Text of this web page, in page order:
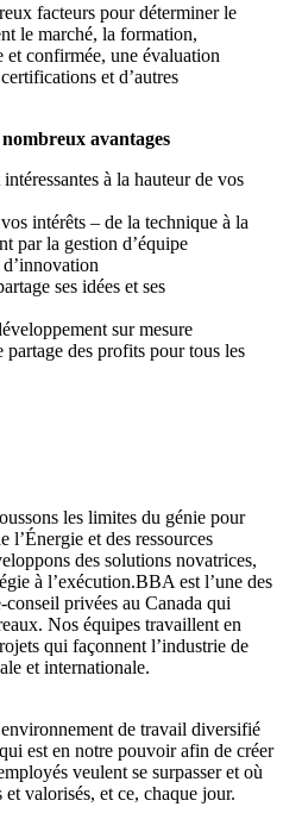
facteurs pour déterminer le
le marché, la formation,
et confirmée, une évaluation
et d’autres
avantages
à la hauteur de vos
intérêts – de la technique à la
par la gestion d’équipe
ses idées et ses
sur mesure
des profits pour tous les
les limites du génie pour
l’Énergie et des ressources
des solutions novatrices,
à l’exécution.BBA est l’une des
privées au Canada qui
Nos équipes travaillent en
qui façonnent l’industrie de
et internationale.
de travail diversifié
est en notre pouvoir afin de créer
veulent se surpasser et où
et valorisés, et ce, chaque jour.